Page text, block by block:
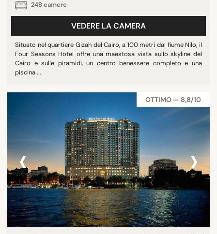
248 camere
VEDERE LA CAMERA
Situato nel quartiere Gizah del Cairo, a 100 metri dal fiume Nilo, il
Four Seasons Hotel offre una maestosa vista sullo skyline del
Cairo e sulle piramidi, un centro benessere completo e una
piscina ...
OTTIMO — 8,8/10
‹ ›